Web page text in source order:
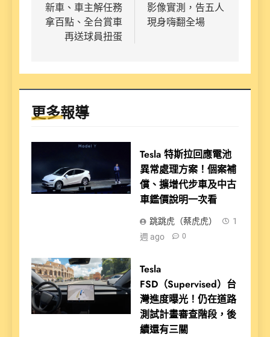
覽
新車、車主解任務
拿百點、全台賞車
再送球員扭蛋
影像實測，告五人
現身嗨翻全場
更多報導
Tesla 特斯拉回應電池
異常處理方案！個案補
償、擴增代步車及中古
車鑑價說明一次看
跳跳虎（蔡虎虎）
1
週 ago
0
Tesla
FSD（Supervised）台
灣進度曝光！仍在道路
測試計畫審查階段，後
續還有三關